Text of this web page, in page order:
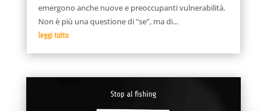
emergono anche nuove e preoccupanti vulnerabilità.
Non è più una questione di “se”, ma di...
leggi tutto